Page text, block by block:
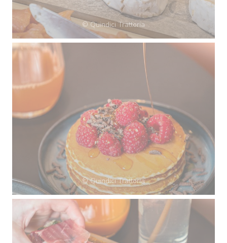
© Quindici Trattoria
© Quindici Trattoria